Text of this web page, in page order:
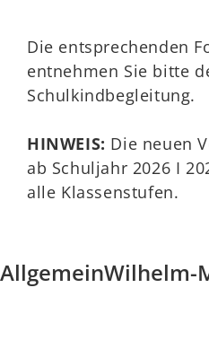
Die entsprechenden
entnehmen Sie bitte
Schulkindbegleitung.
HINWEIS: Die neuen
ab Schuljahr 2026 I
alle Klassenstufen.
AllgemeinWilhelm-